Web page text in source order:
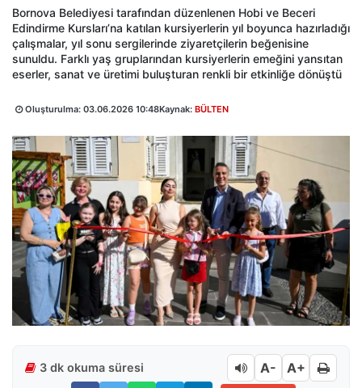
Bornova Belediyesi tarafından düzenlenen Hobi ve Beceri
Edindirme Kursları’na katılan kursiyerlerin yıl boyunca hazırladığı
çalışmalar, yıl sonu sergilerinde ziyaretçilerin beğenisine
sunuldu. Farklı yaş gruplarından kursiyerlerin emeğini yansıtan
eserler, sanat ve üretimi buluşturan renkli bir etkinliğe dönüştü
Oluşturulma: 03.06.2026 10:48Kaynak: BÜLTEN
3 dk okuma süresi A- A+